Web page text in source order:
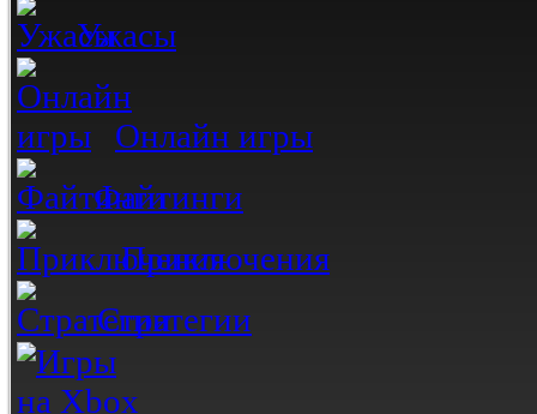
Ужасы
Онлайн игры
Файтинги
Приключения
Стратегии